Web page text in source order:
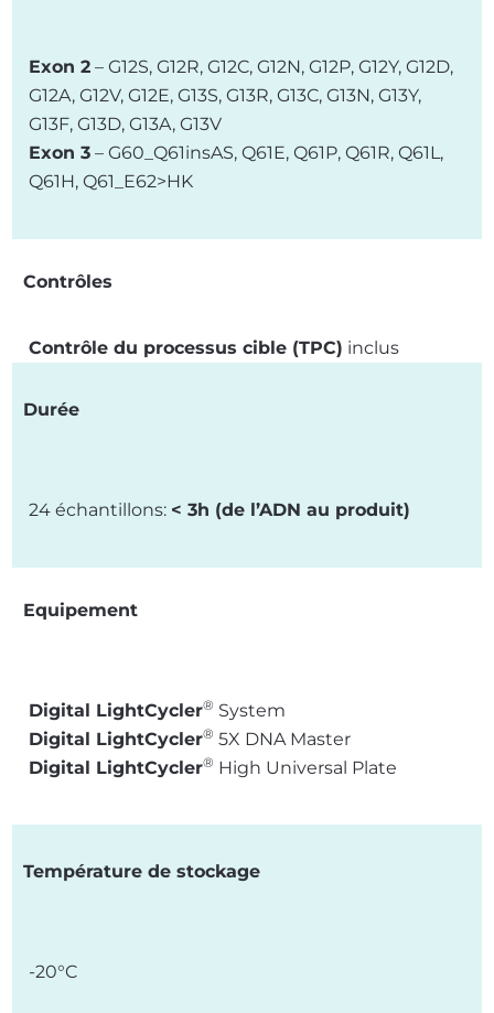
Exon 2 – G12S, G12R, G12C, G12N, G12P, G12Y, G12D,
G12A, G12V, G12E, G13S, G13R, G13C, G13N, G13Y,
G13F, G13D, G13A, G13V
Exon 3 – G60_Q61insAS, Q61E, Q61P, Q61R, Q61L,
Q61H, Q61_E62>HK
Contrôles
Contrôle du processus cible (TPC) inclus
Durée
24 échantillons: < 3h (de l’ADN au produit)
Equipement
Digital LightCycler® System
Digital LightCycler® 5X DNA Master
Digital LightCycler® High Universal Plate
Température de stockage
-20°C